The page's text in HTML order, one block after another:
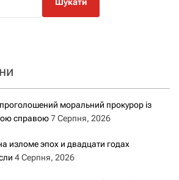
моральний прокурор із
справою7 Серпня, 2026
изломе эпох и двадцати годах
4 Серпня, 2026